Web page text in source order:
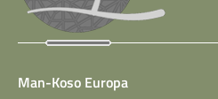
Man-Koso Europa